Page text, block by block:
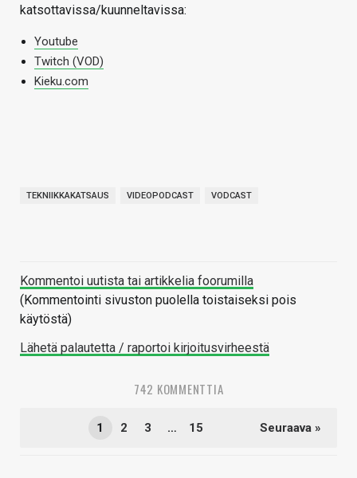
katsottavissa/kuunneltavissa:
Youtube
Twitch (VOD)
Kieku.com
TEKNIIKKAKATSAUS VIDEOPODCAST VODCAST
Kommentoi uutista tai artikkelia foorumilla
(Kommentointi sivuston puolella toistaiseksi pois
käytöstä)
Lähetä palautetta / raportoi kirjoitusvirheestä
742 KOMMENTTIA
1 2 3 … 15 Seuraava »